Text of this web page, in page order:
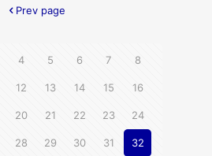
Prev page
4 5 6 7 8
12 13 14 15 16
20 21 22 23 24
28 29 30 31 32